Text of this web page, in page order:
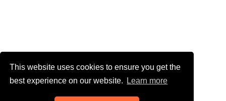
This website uses cookies to ensure you get the
best experience on our website.
Learn more